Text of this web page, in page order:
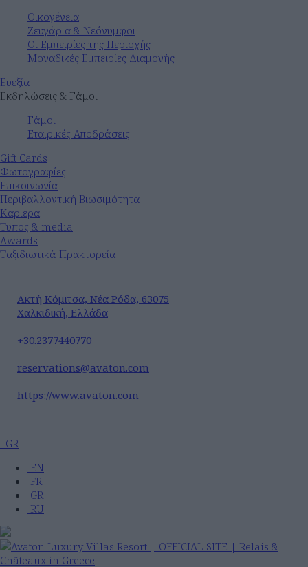
Οικογένεια
Ζευγάρια & Νεόνυμφοι
Οι Εμπειρίες της Περιοχής
Μοναδικές Εμπειρίες Διαμονής
Ευεξία
Εκδηλώσεις & Γάμοι
Γάμοι
Εταιρικές Αποδράσεις
Gift Cards
Φωτογραφίες
Επικοινωνία
Περιβαλλοντική Βιωσιμότητα
Καριερα
Τυπος & media
Awards
Ταξιδιωτικά Πρακτορεία
Ακτή Κόμιτσα, Νέα Ρόδα, 63075
Χαλκιδική, Ελλάδα
+30.2377440770
reservations@avaton.com
https://www.avaton.com
GR
EN
FR
GR
RU